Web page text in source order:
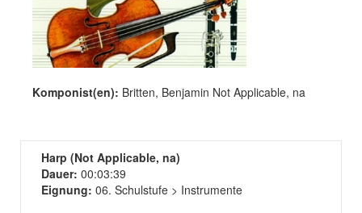
Komponist(en): Britten, Benjamin Not Applicable, na
Harp (Not Applicable, na)
Dauer: 00:03:39
Eignung: 06. Schulstufe > Instrumente